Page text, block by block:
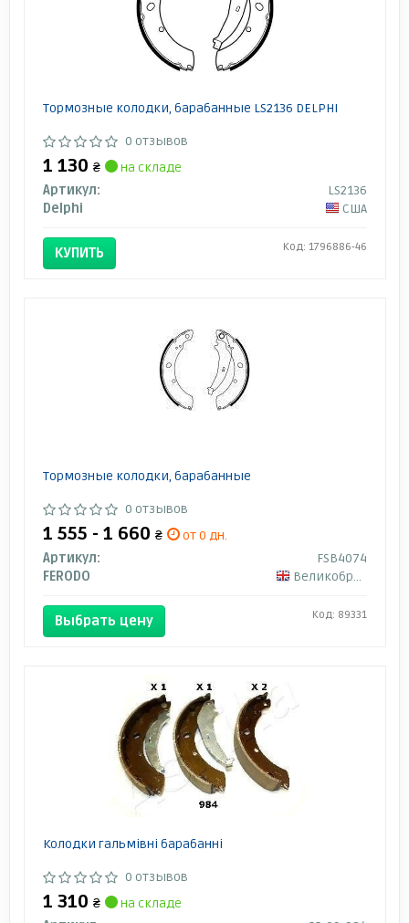
Тормозные колодки, барабанные LS2136 DELPHI
0 отзывов
1 130 ₴
на складе
Артикул:
LS2136
Delphi
США
КУПИТЬ Код: 1796886-46
Тормозные колодки, барабанные
0 отзывов
1 555 - 1 660 ₴
от 0 дн.
Артикул:
FSB4074
FERODO
Великобритания
Выбрать цену Код: 89331
Колодки гальмівні барабанні
0 отзывов
1 310 ₴
на складе